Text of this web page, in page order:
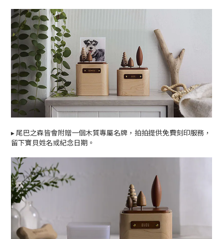
▸尾巴之森皆會附贈一個木質專屬名牌，拍拍提供免費刻印服務，
留下寶貝姓名或紀念日期。